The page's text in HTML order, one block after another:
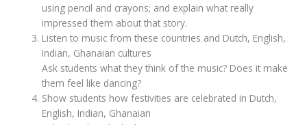
using pencil and crayons; and explain what really
impressed them about that story.
Listen to music from these countries and Dutch, English,
Indian, Ghanaian cultures
Ask students what they think of the music? Does it make
them feel like dancing?
Show students how festivities are celebrated in Dutch,
English, Indian, Ghanaian